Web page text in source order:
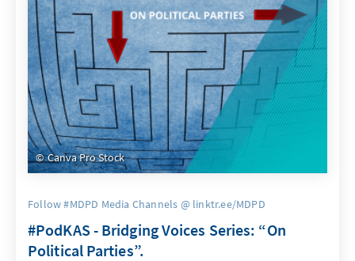
Canva Pro Stock
Follow #MDPD Media Channels @ linktr.ee/MDPD
#PodKAS - Bridging Voices Series: “On
Political Parties”.